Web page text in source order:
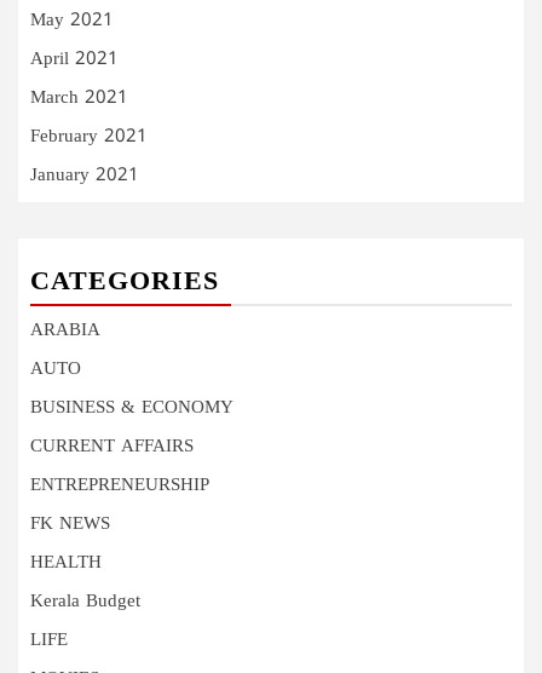
May 2021
April 2021
March 2021
February 2021
January 2021
CATEGORIES
ARABIA
AUTO
BUSINESS & ECONOMY
CURRENT AFFAIRS
ENTREPRENEURSHIP
FK NEWS
HEALTH
Kerala Budget
LIFE